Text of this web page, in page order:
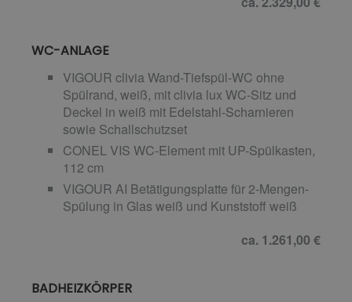
WC-ANLAGE
VIGOUR clivia Wand-Tiefspül-WC ohne
Spülrand, weiß, mit clivia lux WC-Sitz und
Deckel in weiß mit Edelstahl-Scharnieren
sowie Schallschutzset
CONEL VIS WC-Element mit UP-Spülkasten,
112 cm
VIGOUR AI Betätigungsplatte für 2-Mengen-
Spülung in Glas weiß und Kunststoff weiß
ca. 1.261,00 €
BADHEIZKÖRPER